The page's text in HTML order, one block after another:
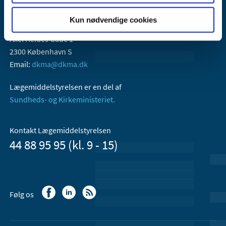
Kun nødvendige cookies
Axel Heides Gade 1
2300 København S
Email: dkma@dkma.dk
Lægemiddelstyrelsen er en del af
Sundheds- og Kirkeministeriet.
Kontakt Lægemiddelstyrelsen
44 88 95 95 (kl. 9 - 15)
Følg os